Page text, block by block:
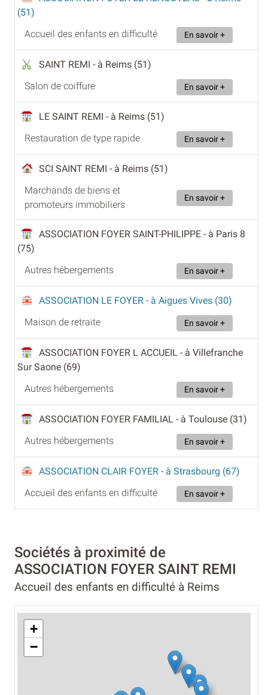
(51)
Accueil des enfants en difficulté
En savoir +
SAINT REMI - à Reims (51)
Salon de coiffure
En savoir +
LE SAINT REMI - à Reims (51)
Restauration de type rapide
En savoir +
SCI SAINT REMI - à Reims (51)
Marchands de biens et
promoteurs immobiliers
En savoir +
ASSOCIATION FOYER SAINT-PHILIPPE - à Paris 8
(75)
Autres hébergements
En savoir +
ASSOCIATION LE FOYER - à Aigues Vives (30)
Maison de retraite
En savoir +
ASSOCIATION FOYER L ACCUEIL - à Villefranche
Sur Saone (69)
Autres hébergements
En savoir +
ASSOCIATION FOYER FAMILIAL - à Toulouse (31)
Autres hébergements
En savoir +
ASSOCIATION CLAIR FOYER - à Strasbourg (67)
Accueil des enfants en difficulté
En savoir +
Sociétés à proximité de
ASSOCIATION FOYER SAINT REMI
Accueil des enfants en difficulté à Reims
+
−